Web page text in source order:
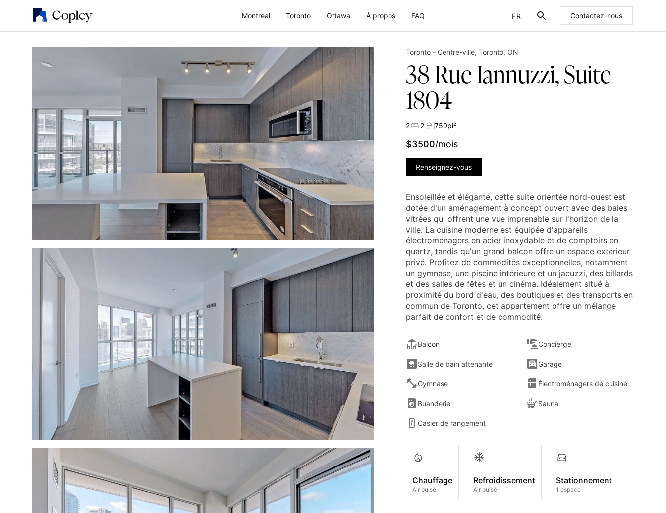
Montréal Toronto Ottawa À propos
FAQ
EN
FR Contactez-nous
Toronto - Centre-ville, Toronto, ON
38 Rue Iannuzzi, Suite
1804
2 2 750pi²
$3500/mois
Renseignez-vous
Ensoleillée et élégante, cette suite orientée nord-ouest est
dotée d'un aménagement à concept ouvert avec des baies
vitrées qui offrent une vue imprenable sur l'horizon de la
ville. La cuisine moderne est équipée d'appareils
électroménagers en acier inoxydable et de comptoirs en
quartz, tandis qu'un grand balcon offre un espace extérieur
privé. Profitez de commodités exceptionnelles, notamment
un gymnase, une piscine intérieure et un jacuzzi, des billards
et des salles de fêtes et un cinéma. Idéalement situé à
proximité du bord d'eau, des boutiques et des transports en
commun de Toronto, cet appartement offre un mélange
parfait de confort et de commodité.
Balcon Concierge
Salle de bain attenante Garage
Gymnase Électroménagers de cuisine
Buanderie Sauna
Casier de rangement
Chauffage
Air pulsé
Refroidissement
Air pulsé
Stationnement
1 espace